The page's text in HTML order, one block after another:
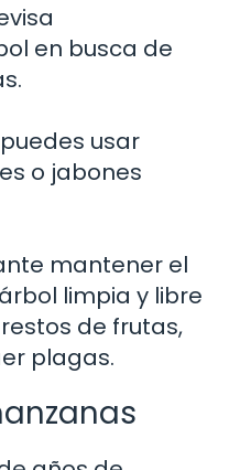
en busca de
usar
o jabones
mantener el
limpia y libre
de frutas,
plagas.